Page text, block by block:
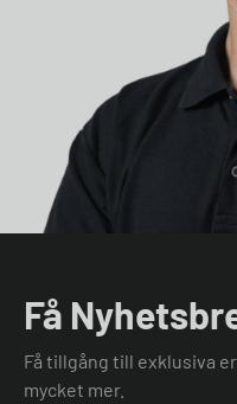
Få
Få tillgång till exklusiva
mycket mer.